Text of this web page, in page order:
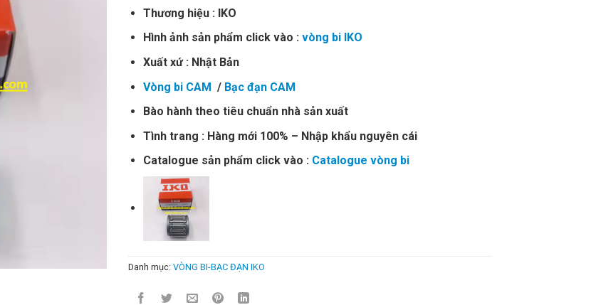
Thương hiệu : IKO
Hình ảnh sản phẩm click vào : vòng bi IKO
Xuất xứ : Nhật Bản
Vòng bi CAM / Bạc đạn CAM
Bào hành theo tiêu chuẩn nhà sản xuất
Tình trang : Hàng mới 100% – Nhập khẩu nguyên cái
Catalogue sản phẩm click vào : Catalogue vòng bi
Danh mục: VÒNG BI-BẠC ĐẠN IKO